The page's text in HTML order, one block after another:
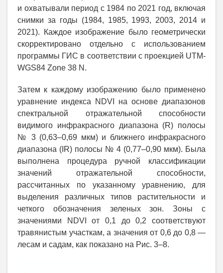
и охватывали период с 1984 по 2021 год, включая
снимки за годы (1984, 1985, 1993, 2003, 2014 и
2021). Каждое изображение было геометрически
скорректировано отдельно с использованием
программы ГИС в соответствии с проекцией UTM-
WGS84 Zone 38 N.
Затем к каждому изображению было применено
уравнение индекса NDVI на основе диапазонов
спектральной отражательной способности
видимого инфракрасного диапазона (R) полосы
№ 3 (0,63–0,69 мкм) и ближнего инфракрасного
диапазона (IR) полосы № 4 (0,77–0,90 мкм). Была
выполнена процедура ручной классификации
значений отражательной способности,
рассчитанных по указанному уравнению, для
выделения различных типов растительности и
четкого обозначения зеленых зон. Зоны с
значениями NDVI от 0,1 до 0,2 соответствуют
травянистым участкам, а значения от 0,6 до 0,8 —
лесам и садам, как показано на Рис. 3–8.